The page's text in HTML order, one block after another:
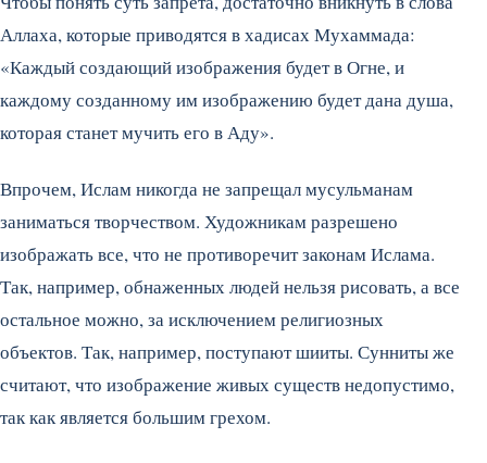
Аллаха, которые приводятся в хадисах Мухаммада:
«Каждый создающий изображения будет в Огне, и
каждому созданному им изображению будет дана душа,
которая станет мучить его в Аду».
Впрочем, Ислам никогда не запрещал мусульманам
заниматься творчеством. Художникам разрешено
изображать все, что не противоречит законам Ислама.
Так, например, обнаженных людей нельзя рисовать, а все
остальное можно, за исключением религиозных
объектов. Так, например, поступают шииты. Сунниты же
считают, что изображение живых существ недопустимо,
так как является большим грехом.